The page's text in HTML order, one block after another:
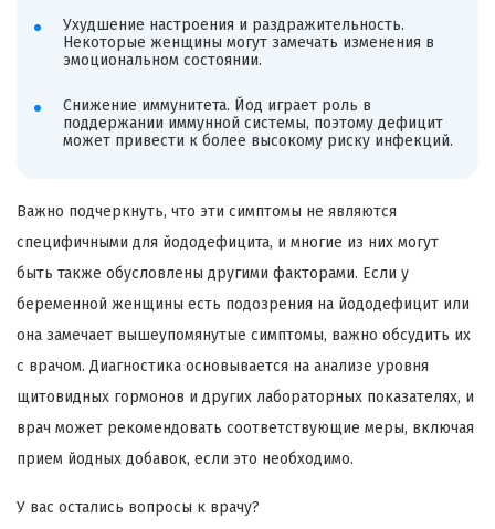
Ухудшение настроения и раздражительность.
Некоторые женщины могут замечать изменения в
эмоциональном состоянии.
Снижение иммунитета. Йод играет роль в
поддержании иммунной системы, поэтому дефицит
может привести к более высокому риску инфекций.
Важно подчеркнуть, что эти симптомы не являются
специфичными для йододефицита, и многие из них могут
быть также обусловлены другими факторами. Если у
беременной женщины есть подозрения на йододефицит или
она замечает вышеупомянутые симптомы, важно обсудить их
с врачом. Диагностика основывается на анализе уровня
щитовидных гормонов и других лабораторных показателях, и
врач может рекомендовать соответствующие меры, включая
прием йодных добавок, если это необходимо.
У вас остались вопросы к врачу?